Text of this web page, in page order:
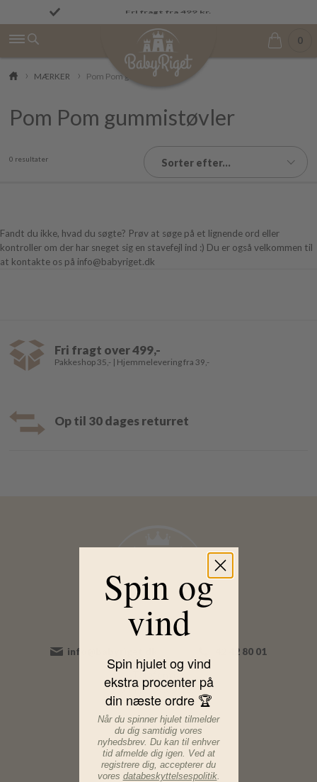
Fri fragt fra 499 kr.
Fremragende på Trustpilot ★★★★★ 4,9/5
0
MÆRKER Pom Pom gummistøvler
Pom Pom gummistøvler
Sorter efter...
0 resultater
Fandt du ikke, hvad du søgte? Prøv at søge på et lignende ord eller
kontroller om der har sneget sig en stavefejl ind :) Du er også velkommen til
at kontakte os på info@babyriget.dk
Fri fragt over 499,-
Pakkeshop 35,- | Hjemmelevering fra 39,-
Op til 30 dages returret
info@babyriget.dk 42 42 80 01
Telefontid:
Man-Fre: 09:00-16:00
Adresse:
Nybovej 19
7500 Holstebro
BabyRiget
Spin og
vind
Spin hjulet og vind
ekstra procenter på
din næste ordre 🏆
Når du spinner hjulet tilmelder
du dig samtidig vores
nyhedsbrev. Du kan til enhver
tid afmelde dig igen. Ved at
registrere dig, accepterer du
vores databeskyttelsespolitik.